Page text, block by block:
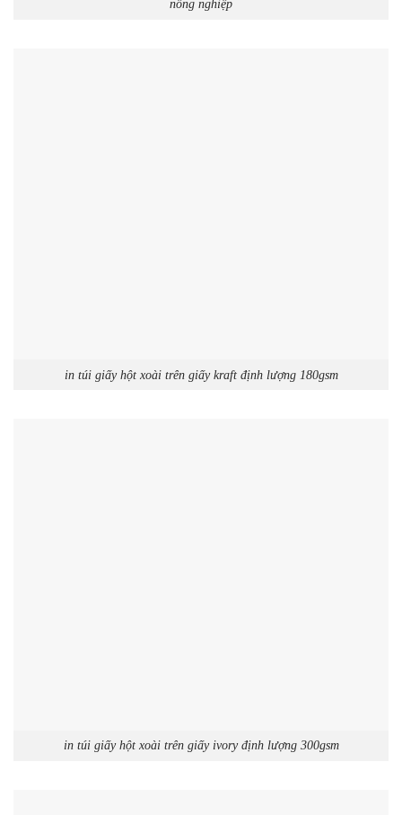
nông nghiệp
in túi giấy hột xoài trên giấy kraft định lượng 180gsm
in túi giấy hột xoài trên giấy ivory định lượng 300gsm